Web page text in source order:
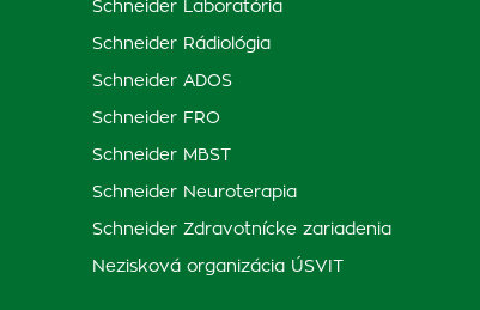
Schneider Laboratória
Schneider Rádiológia
Schneider ADOS
Schneider FRO
Schneider MBST
Schneider Neuroterapia
Schneider Zdravotnícke zariadenia
Nezisková organizácia ÚSVIT